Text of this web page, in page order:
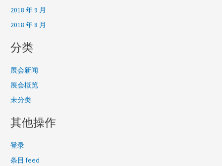
2018 年 9 月
2018 年 8 月
分类
展会新闻
展会概览
未分类
其他操作
登录
条目 feed